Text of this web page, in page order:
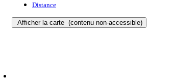
Distance
Afficher la carte (contenu non-accessible)